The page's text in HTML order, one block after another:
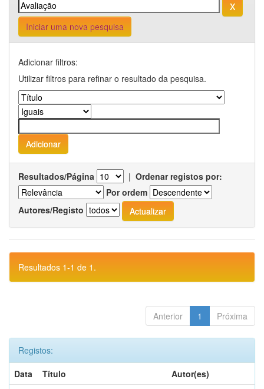
Iniciar uma nova pesquisa
Adicionar filtros:
Utilizar filtros para refinar o resultado da pesquisa.
Resultados/Página | Ordenar registos por:
Por ordem
Autores/Registo
Resultados 1-1 de 1.
Anterior 1 Próxima
Registos:
Data
Título
Autor(es)